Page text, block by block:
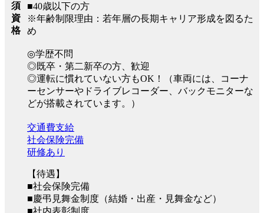
須
資
格
■40歳以下の方
※年齢制限理由：若年層の長期キャリア形成を図るた
め
◎学歴不問
◎既卒・第二新卒の方、歓迎
◎運転に慣れていない方もOK！（車両には、コーナ
ーセンサーやドライブレコーダー、バックモニターな
どが搭載されています。）
交通費支給
社会保険完備
研修あり
【待遇】
■社会保険完備
■慶弔見舞金制度（結婚・出産・見舞金など）
■社内表彰制度